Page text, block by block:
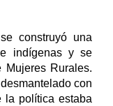
construyó una
indígenas y se
Mujeres Rurales.
con
la política estaba